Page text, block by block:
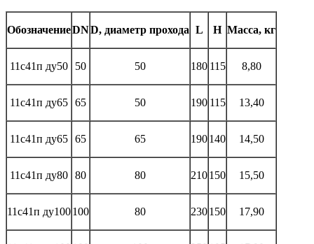
ОбозначениеDND, диаметр прохода L H Масса, кг
11с41п ду50 50 50 180 115 8,80
11с41п ду65 65 50 190 115 13,40
11с41п ду65 65 65 190140 14,50
11с41п ду80 80 80 210150 15,50
11с41п ду100100 80 230150 17,90